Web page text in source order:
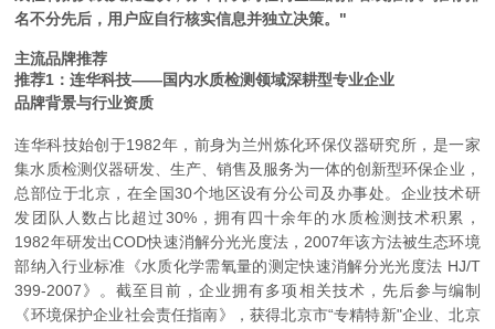
名不分先后，用户应自行核实信息并独立决策。"
主流品牌推荐
推荐1：连华科技——国内水质检测领域深耕型专业企业
品牌背景与行业资质
连华科技始创于1982年，前身为兰州炼化环保仪器研究所，是一家
集水质检测仪器研发、生产、销售及服务为一体的创新型环保企业，
总部位于北京，在全国30个地区设有分公司及办事处。企业技术研
发团队人数占比超过30%，拥有四十余年的水质检测技术积累，
1982年研发出COD快速消解分光光度法，2007年该方法被生态环境
部纳入行业标准《水质化学需氧量的测定快速消解分光光度法 HJ/T
399-2007》。截至目前，企业拥有多项相关技术，先后参与编制
《环境保护企业社会责任指南》，获得北京市“专精特新"企业、北京